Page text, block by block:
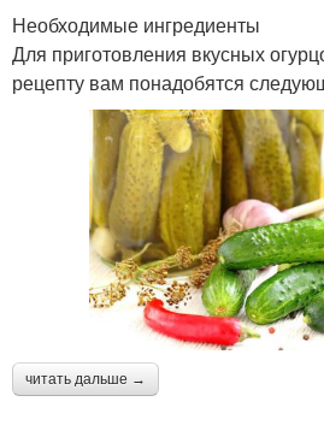
Необходимые ингредиенты
Для приготовления вкусных
рецепту вам понадобятся
читать дальше →